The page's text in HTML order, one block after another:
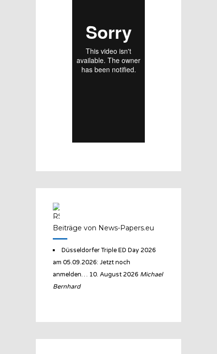
Beiträge von News-Papers.eu
Düsseldorfer Triple ED Day 2026
am 05.09.2026: Jetzt noch
anmelden… 10. August 2026 Michael
Bernhard